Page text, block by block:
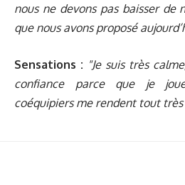
nous ne devons pas baisser de
que nous avons proposé
Sensations : "Je suis très
confiance parce que je
coéquipiers me rendent tout